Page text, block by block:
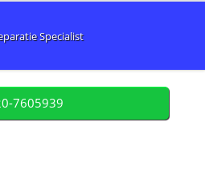
Specialist
7605939